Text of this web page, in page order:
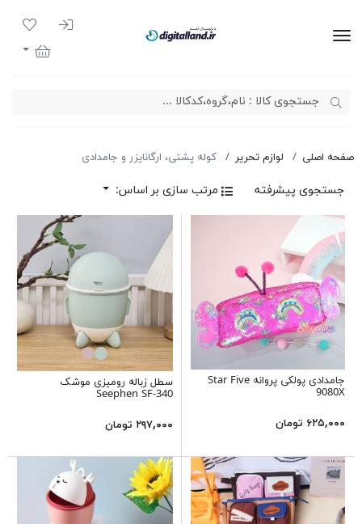
ورود به
لیست
سبد خرید
صفحه اصلی لوازم تحریر کوله پشتی، ارگانایزر و جامدادی
جستجوی پیشرفته مرتب سازی بر اساس:
جامدادی پولکی پروانه Star Five
9080X
۶۲۵,۰۰۰ تومان
سطل زباله رومیزی موشک
Seephen SF-340
۲۹۷,۰۰۰ تومان